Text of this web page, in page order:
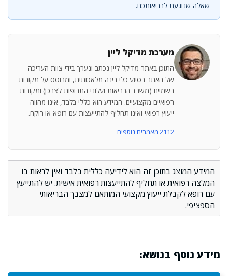
שאלה שנוגעת לבריאותכם.
מערכת מדיקל ליין
התוכן באתר מדיקל ליין נכתב ונערך בידי צוות העריכה
של האתר בסיוע כלי בינה מלאכותית, ומבוסס על מקורות
רשמיים (משרד הבריאות ועלוני התרופות לצרכן) ומקורות
רפואיים מקצועיים. המידע הוא כללי בלבד, אינו מהווה
ייעוץ רפואי ואינו תחליף להתייעצות עם רופא או רוקח.
2112 מאמרים נוספים
המידע המוצג בתוכן זה הוא לידיעה כללית בלבד ואין לראות בו
המלצה רפואית או תחליף להתייעצות רפואית אישית. יש להתייעץ
עם רופא לקבלת ייעוץ מקצועי המותאם למצבך הבריאותי
הספציפי.
מידע נוסף בנושא: